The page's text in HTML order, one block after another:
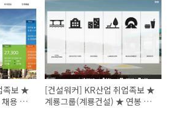
족보 ★
용 면
[건설워커] KR산업 취업족보 ★
계룡그룹(계룡건설) ★ 연봉 채